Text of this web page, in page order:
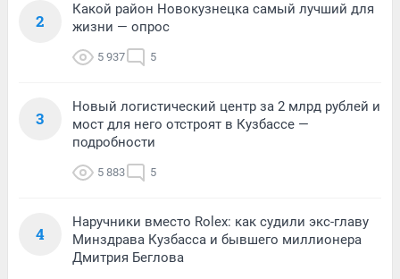
2
Какой район Новокузнецка самый лучший для
жизни — опрос
5 937 5
3
Новый логистический центр за 2 млрд рублей и
мост для него отстроят в Кузбассе —
подробности
5 883 5
4
Наручники вместо Rolex: как судили экс-главу
Минздрава Кузбасса и бывшего миллионера
Дмитрия Беглова